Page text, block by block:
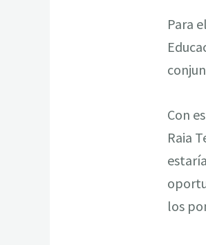
Para
Con
Raia
los